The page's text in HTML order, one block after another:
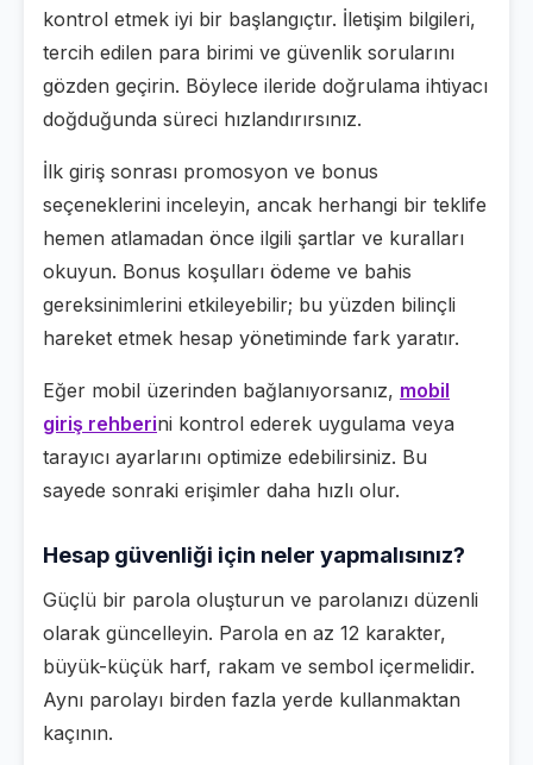
kontrol etmek iyi bir başlangıçtır. İletişim bilgileri,
tercih edilen para birimi ve güvenlik sorularını
gözden geçirin. Böylece ileride doğrulama ihtiyacı
doğduğunda süreci hızlandırırsınız.
İlk giriş sonrası promosyon ve bonus
seçeneklerini inceleyin, ancak herhangi bir teklife
hemen atlamadan önce ilgili şartlar ve kuralları
okuyun. Bonus koşulları ödeme ve bahis
gereksinimlerini etkileyebilir; bu yüzden bilinçli
hareket etmek hesap yönetiminde fark yaratır.
Eğer mobil üzerinden bağlanıyorsanız, mobil
giriş rehberini kontrol ederek uygulama veya
tarayıcı ayarlarını optimize edebilirsiniz. Bu
sayede sonraki erişimler daha hızlı olur.
Hesap güvenliği için neler yapmalısınız?
Güçlü bir parola oluşturun ve parolanızı düzenli
olarak güncelleyin. Parola en az 12 karakter,
büyük-küçük harf, rakam ve sembol içermelidir.
Aynı parolayı birden fazla yerde kullanmaktan
kaçının.